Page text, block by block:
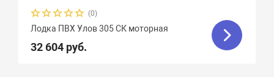
(0)
Лодка ПВХ Улов 305 СК моторная
32 604 руб.